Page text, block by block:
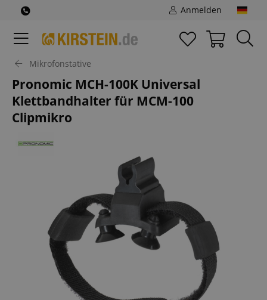
Anmelden
Mikrofonstative
Pronomic MCH-100K Universal
Klettbandhalter für MCM-100
Clipmikro